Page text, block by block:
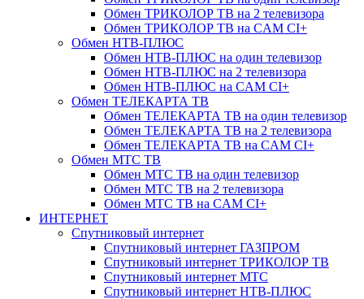
Обмен ТРИКОЛОР ТВ на 2 телевизора
Обмен ТРИКОЛОР ТВ на CAM CI+
Обмен НТВ-ПЛЮС
Обмен НТВ-ПЛЮС на один телевизор
Обмен НТВ-ПЛЮС на 2 телевизора
Обмен НТВ-ПЛЮС на CAM CI+
Обмен ТЕЛЕКАРТА ТВ
Обмен ТЕЛЕКАРТА ТВ на один телевизор
Обмен ТЕЛЕКАРТА ТВ на 2 телевизора
Обмен ТЕЛЕКАРТА ТВ на CAM CI+
Обмен МТС ТВ
Обмен МТС ТВ на один телевизор
Обмен МТС ТВ на 2 телевизора
Обмен МТС ТВ на CAM CI+
ИНТЕРНЕТ
Спутниковый интернет
Спутниковый интернет ГАЗПРОМ
Спутниковый интернет ТРИКОЛОР ТВ
Спутниковый интернет МТС
Спутниковый интернет НТВ-ПЛЮС